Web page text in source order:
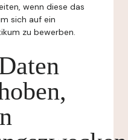
wenn diese das
sich auf ein
zu bewerben.